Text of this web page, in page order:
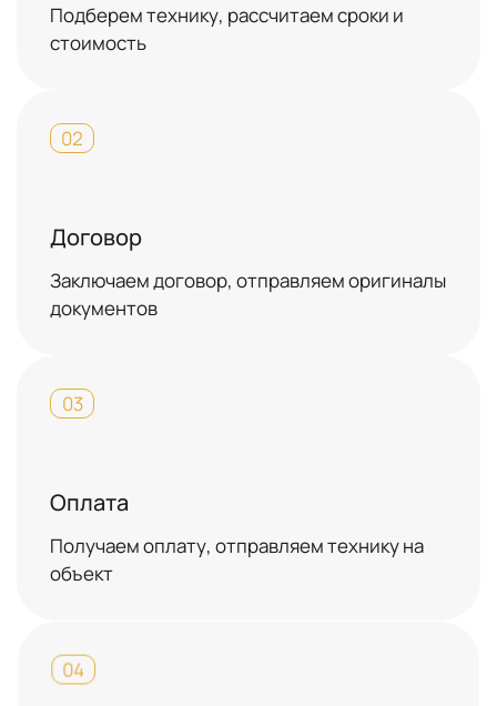
Подберем технику, рассчитаем сроки и
стоимость
02
Договор
Заключаем договор, отправляем оригиналы
документов
03
Оплата
Получаем оплату, отправляем технику на
объект
04